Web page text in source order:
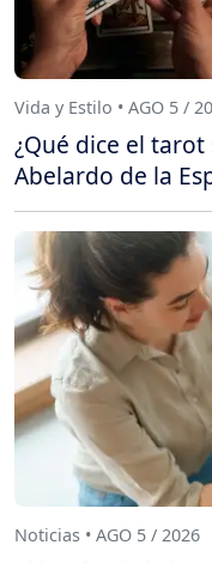
Vida y Estilo • AGO 5 /
¿Qué dice el
Abelardo de la
Noticias • AGO 5 / 2026